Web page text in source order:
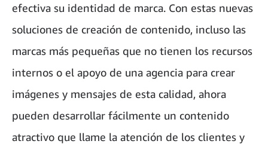
efectiva su identidad de marca. Con estas nuevas
soluciones de creación de contenido, incluso las
marcas más pequeñas que no tienen los recursos
internos o el apoyo de una agencia para crear
imágenes y mensajes de esta calidad, ahora
pueden desarrollar fácilmente un contenido
atractivo que llame la atención de los clientes y